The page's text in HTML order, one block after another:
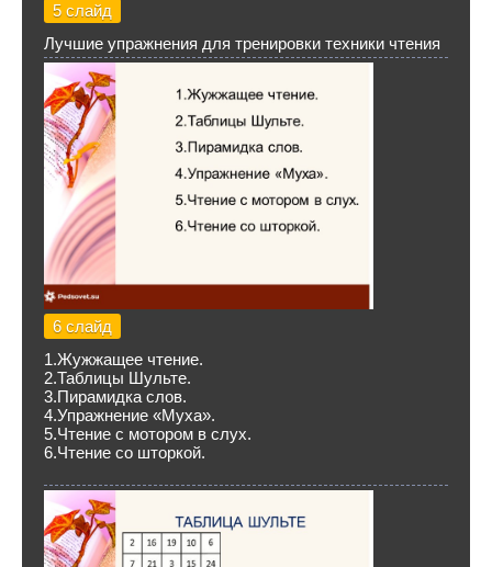
5 слайд
Лучшие упражнения для тренировки техники чтения
6 слайд
1.Жужжащее чтение.
2.Таблицы Шульте.
3.Пирамидка слов.
4.Упражнение «Муха».
5.Чтение с мотором в слух.
6.Чтение со шторкой.